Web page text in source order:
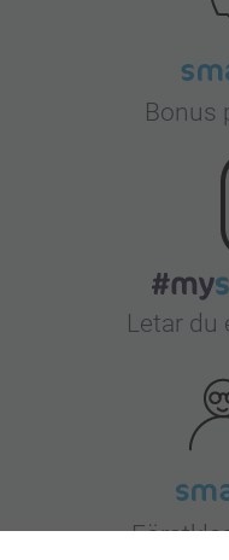
Bonus
Letar du